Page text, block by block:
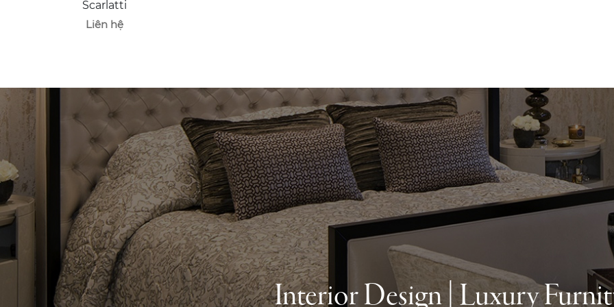
Scarlatti
Liên hệ
Interior Design | Luxury